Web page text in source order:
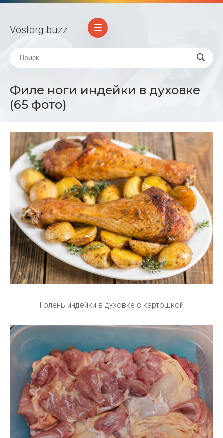
Vostorg.buzz
Филе ноги индейки в духовке
(65 фото)
Голень индейки в духовке с картошкой